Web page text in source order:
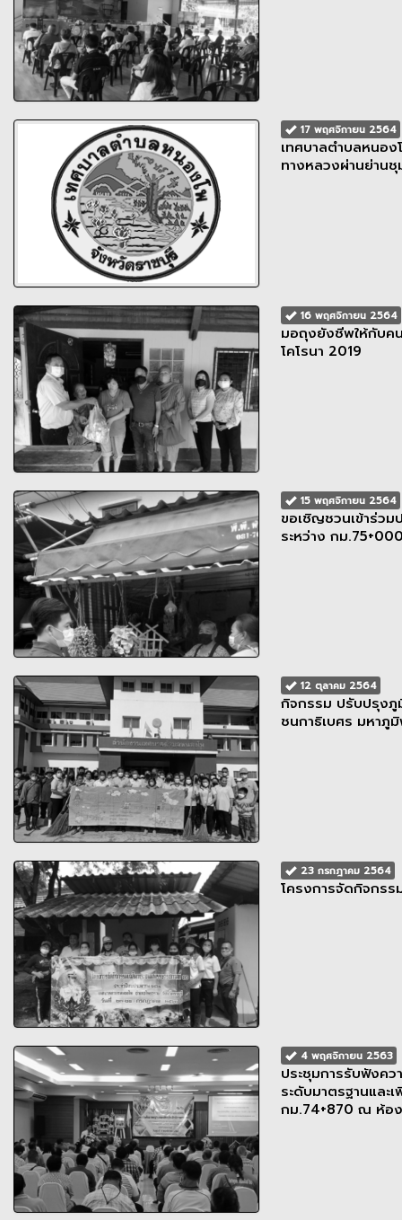
17 พฤศจิกายน 2564
เทศบาลตำบลหนอ
ทางหลวงผ่านย่าน
16 พฤศจิกายน 2564
มอถุงยังชีพให้กับค
โคโรนา 2019
15 พฤศจิกายน 2564
ขอเชิญชวนเข้าร่ว
ระหว่าง กม
12 ตุลาคม 2564
กิจกรรม ปรับปรุงภู
ชนกาธิเบศร มหาภู
23 กรกฎาคม 2564
โครงการจัดกิจกร
4 พฤศจิกายน 2563
ประชุมการรับฟังค
ระดับมาตรฐานและ
กม.74+870 ณ ห้อ